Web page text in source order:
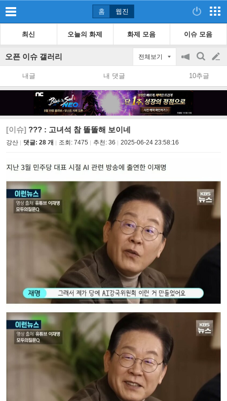
홈 웹진
최신 오늘의 화제 화제 모음 이슈 모음
오픈 이슈 갤러리 전체보기
공
지
on/off
검
색
글
쓰
내글 내 댓글 10추글
[이슈] ??? : 고녀석 참 똘똘해 보이네
강산 댓글: 28 개 조회: 7475 추천: 36 2025-06-24 23:58:16